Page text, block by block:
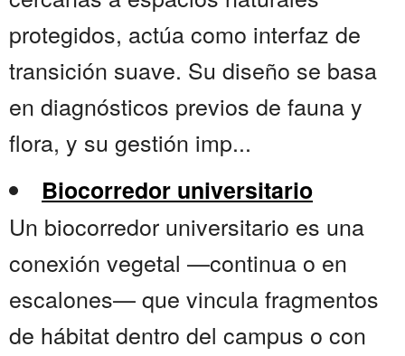
protegidos, actúa como interfaz de
transición suave. Su diseño se basa
en diagnósticos previos de fauna y
flora, y su gestión imp...
Biocorredor universitario
Un biocorredor universitario es una
conexión vegetal —continua o en
escalones— que vincula fragmentos
de hábitat dentro del campus o con